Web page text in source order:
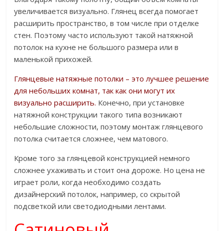
увеличивается визуально. Глянец всегда помогает
расширить пространство, в том числе при отделке
стен. Поэтому часто используют такой натяжной
потолок на кухне не большого размера или в
маленькой прихожей.
Глянцевые натяжные потолки – это лучшее решение
для небольших комнат, так как они могут их
визуально расширить. Конечно, при установке
натяжной конструкции такого типа возникают
небольшие сложности, поэтому монтаж глянцевого
потолка считается сложнее, чем матового.
Кроме того за глянцевой конструкцией немного
сложнее ухаживать и стоит она дороже. Но цена не
играет роли, когда необходимо создать
дизайнерский потолок, например, со скрытой
подсветкой или светодиодными лентами.